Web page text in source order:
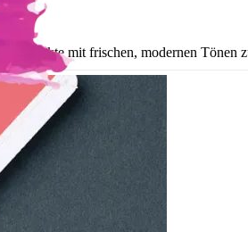
mit frischen, modernen Tönen